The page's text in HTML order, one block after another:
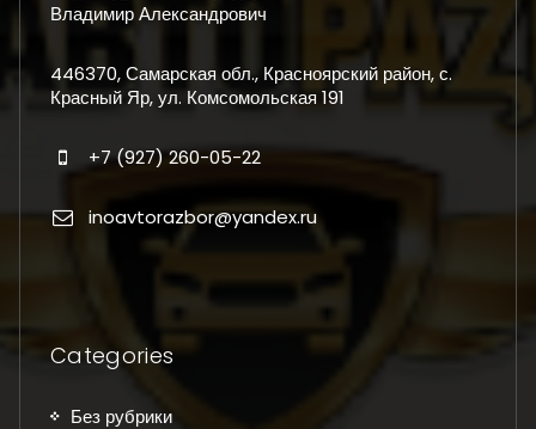
Владимир Александрович
446370, Самарская обл., Красноярский район, с.
Красный Яр, ул. Комсомольская 191
+7 (927) 260-05-22
inoavtorazbor@yandex.ru
Categories
Без рубрики